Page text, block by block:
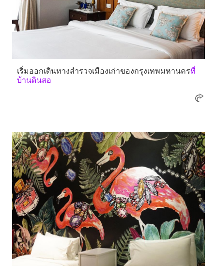
เริ่มออกเดินทางสำรวจเมืองเก่าของกรุงเทพมหานครที่
บ้านดินสอ